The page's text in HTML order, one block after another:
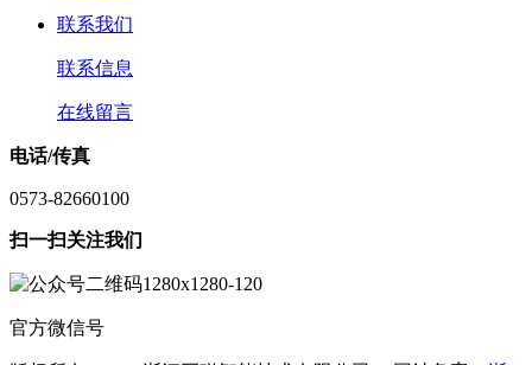
联系我们
联系信息
在线留言
电话/传真
0573-82660100
扫一扫关注我们
官方微信号